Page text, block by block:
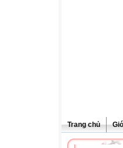
Trang chủ